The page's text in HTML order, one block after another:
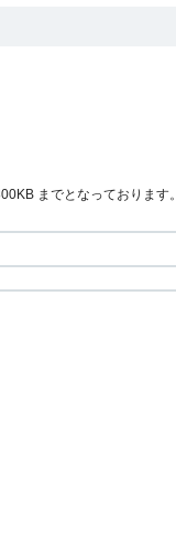
までとなっております。